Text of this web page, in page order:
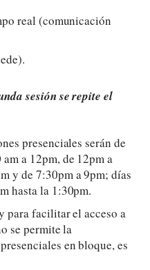
real (comunicación
sesión se repite el
presenciales serán de
a 12pm, de 12pm a
y de 7:30pm a 9pm; días
hasta la 1:30pm.
para facilitar el acceso a
se permite la
en bloque, es